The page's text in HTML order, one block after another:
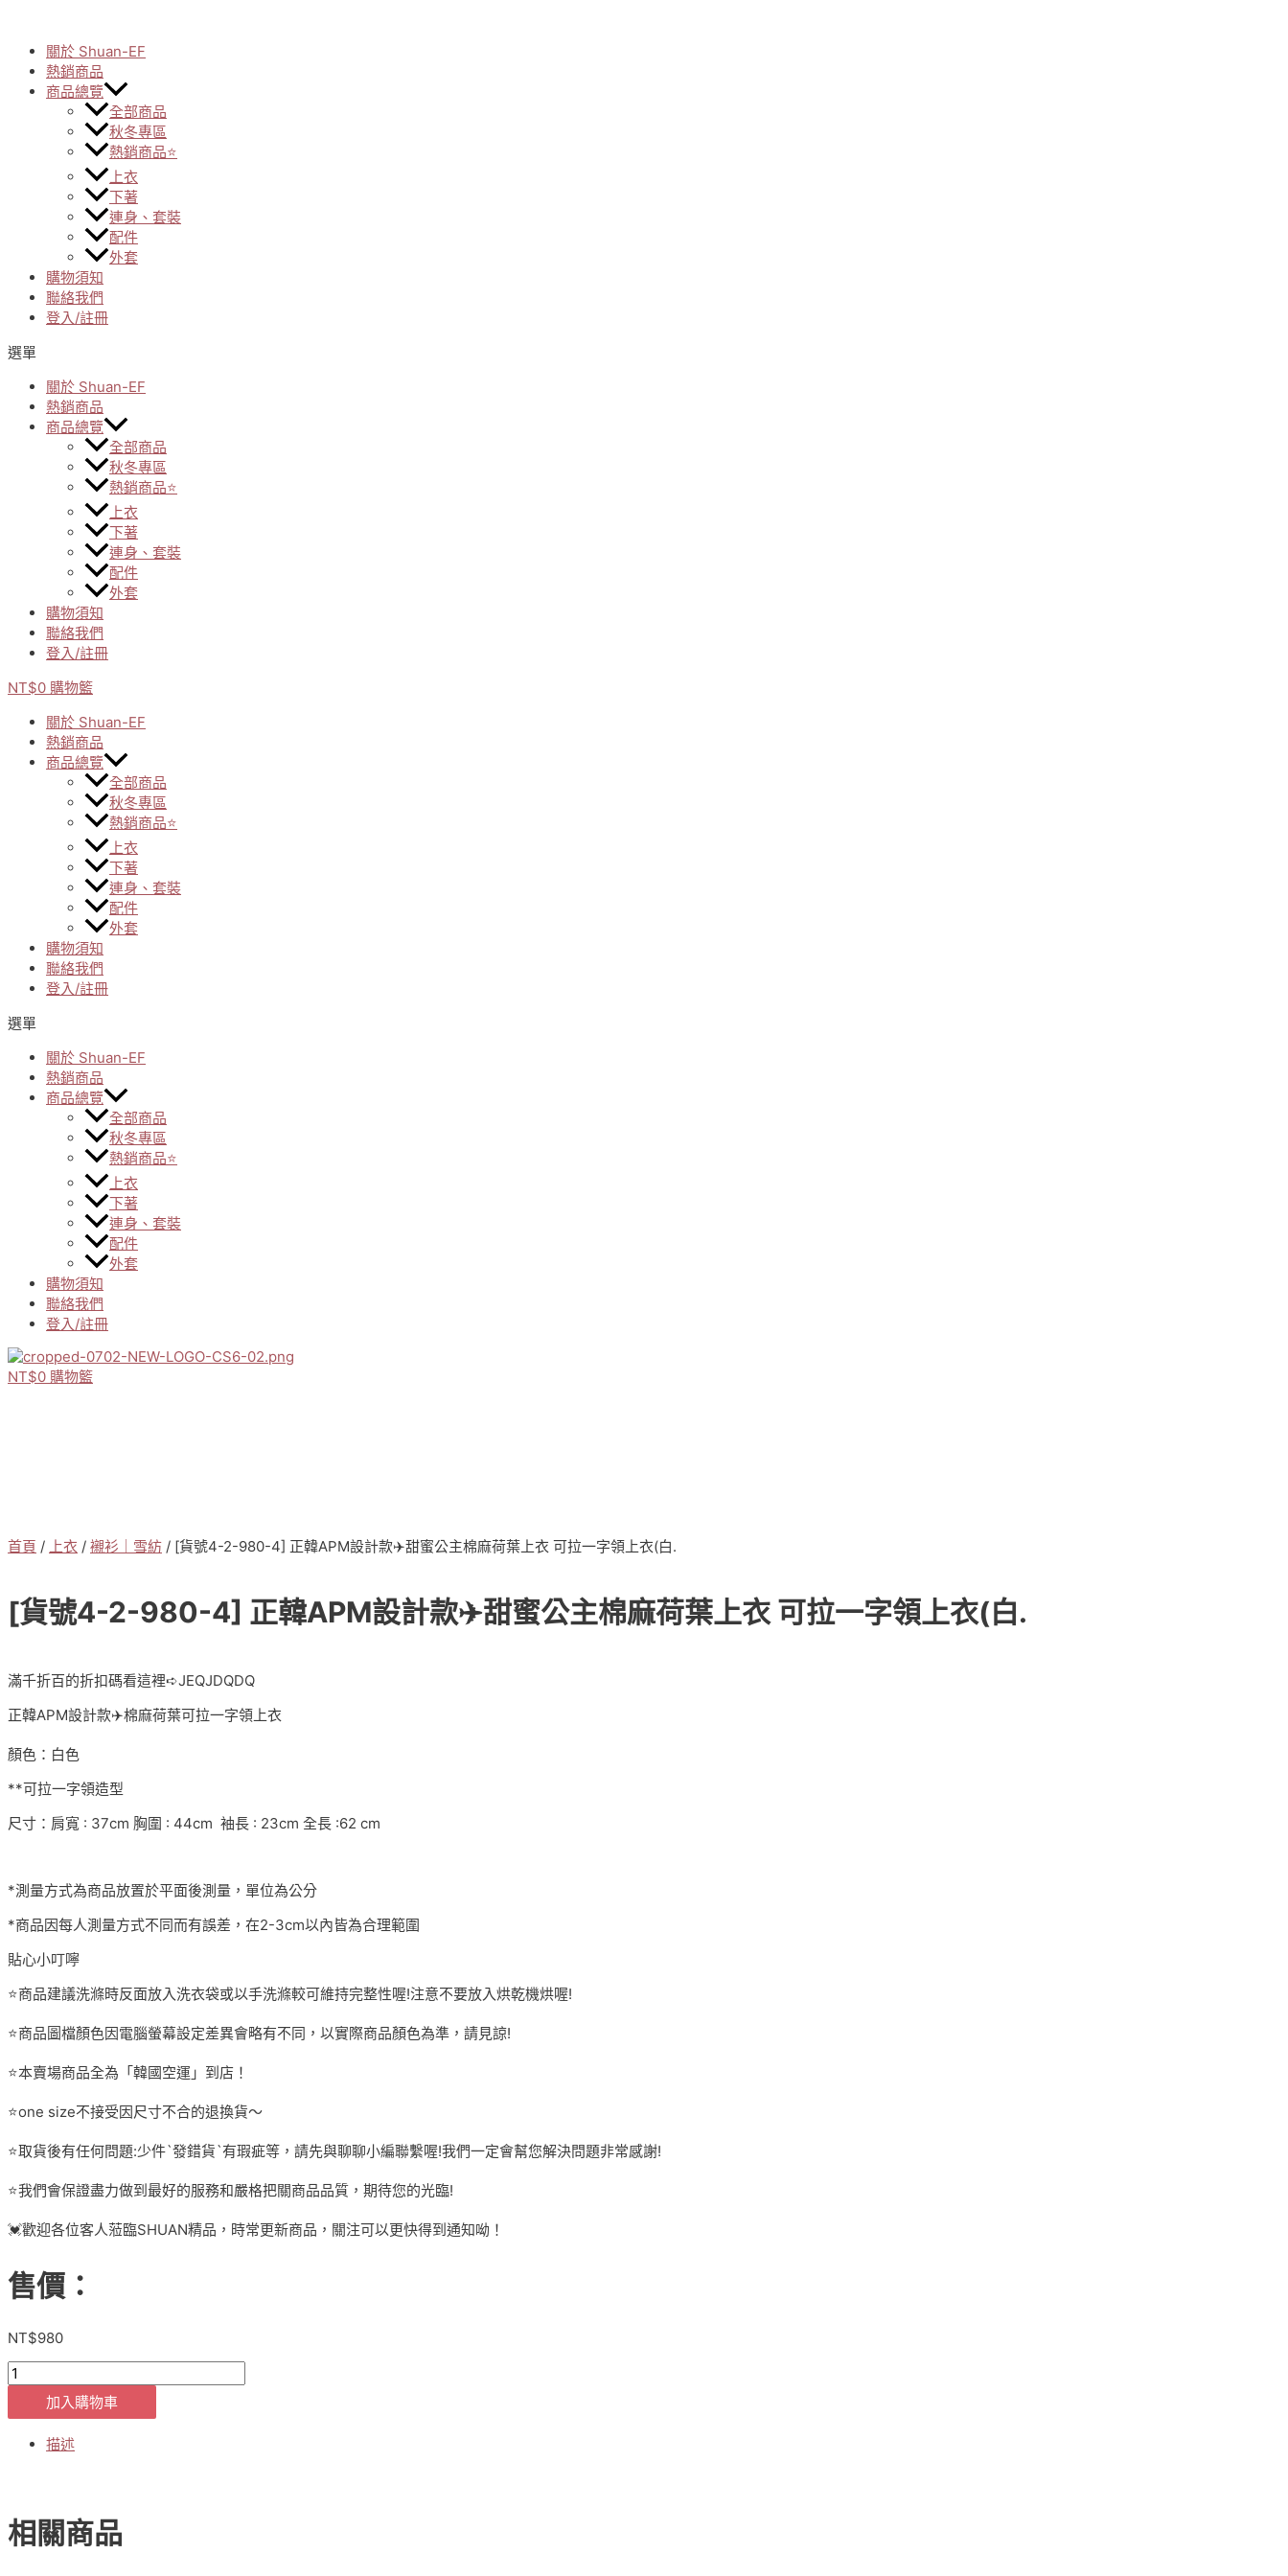
content關於 Shuan-EF
熱銷商品
商品總覽
全部商品
秋冬專區
熱銷商品⭐
上衣
下著
連身、套裝
配件
外套
購物須知
聯絡我們
登入/註冊
選單
關於 Shuan-EF
熱銷商品
商品總覽
全部商品
秋冬專區
熱銷商品⭐
上衣
下著
連身、套裝
配件
外套
購物須知
聯絡我們
登入/註冊
NT$0 購物籃
關於 Shuan-EF
熱銷商品
商品總覽
全部商品
秋冬專區
熱銷商品⭐
上衣
下著
連身、套裝
配件
外套
購物須知
聯絡我們
登入/註冊
選單
關於 Shuan-EF
熱銷商品
商品總覽
全部商品
秋冬專區
熱銷商品⭐
上衣
下著
連身、套裝
配件
外套
購物須知
聯絡我們
登入/註冊
NT$0 購物籃
首頁 / 上衣 / 襯衫｜雪紡 / [貨號4-2-980-4] 正韓APM設計款✈️甜蜜公主棉麻荷葉上衣 可拉一字領上衣(白.
[貨號4-2-980-4] 正韓APM設計款✈️甜蜜公主棉麻荷葉上衣 可拉一字領上衣(白.
滿千折百的折扣碼看這裡➪JEQJDQDQ
正韓APM設計款✈️棉麻荷葉可拉一字領上衣
顏色：白色
**可拉一字領造型
尺寸：肩寬 : 37cm 胸圍 : 44cm 袖長 : 23cm 全長 :62 cm
*測量方式為商品放置於平面後測量，單位為公分
*商品因每人測量方式不同而有誤差，在2-3cm以內皆為合理範圍
貼心小叮嚀
⭐️商品建議洗滌時反面放入洗衣袋或以手洗滌較可維持完整性喔!注意不要放入烘乾機烘喔!
⭐️商品圖檔顏色因電腦螢幕設定差異會略有不同，以實際商品顏色為準，請見諒!
⭐️本賣場商品全為「韓國空運」到店！
⭐️one size不接受因尺寸不合的退換貨～
⭐️取貨後有任何問題:少件`發錯貨`有瑕疵等，請先與聊聊小編聯繫喔!我們一定會幫您解決問題非常感謝!
⭐️我們會保證盡力做到最好的服務和嚴格把關商品品質，期待您的光臨!
💓歡迎各位客人蒞臨SHUAN精品，時常更新商品，關注可以更快得到通知呦！
售價：
NT$980
[貨
號
980-
APM
設
加入購物車
描述
相關商品